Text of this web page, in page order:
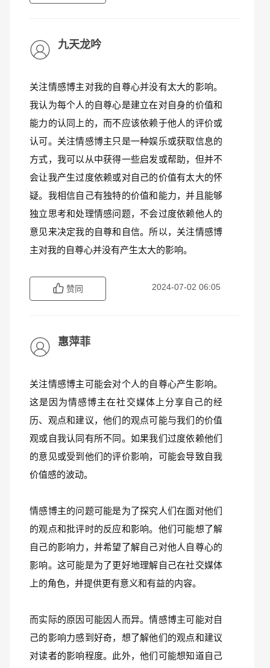
九天龙吟
关注情感博主对我的自尊心并没有太大的影响。
我认为每个人的自尊心是建立在对自身的价值和
能力的认同上的，而不应该依赖于他人的评价或
认可。关注情感博主只是一种娱乐或获取信息的
方式，我可以从中获得一些启发或帮助，但并不
会让我产生过度依赖或对自己的价值有太大的怀
疑。我相信自己有独特的价值和能力，并且能够
独立思考和处理情感问题，不会过度依赖他人的
意见来决定我的自尊和自信。所以，关注情感博
主对我的自尊心并没有产生太大的影响。
赞同 2024-07-02 06:05
惠萍菲
关注情感博主可能会对个人的自尊心产生影响。
这是因为情感博主在社交媒体上分享自己的经
历、观点和建议，他们的观点可能与我们的价值
观或自我认同有所不同。如果我们过度依赖他们
的意见或受到他们的评价影响，可能会导致自我
价值感的波动。
情感博主的问题可能是为了探究人们在面对他们
的观点和批评时的反应和影响。他们可能想了解
自己的影响力，并希望了解自己对他人自尊心的
影响。这可能是为了更好地理解自己在社交媒体
上的角色，并提供更有意义和有益的内容。
而实际的原因可能因人而异。情感博主可能对自
己的影响力感到好奇，想了解他们的观点和建议
对读者的影响程度。此外，他们可能想知道自己